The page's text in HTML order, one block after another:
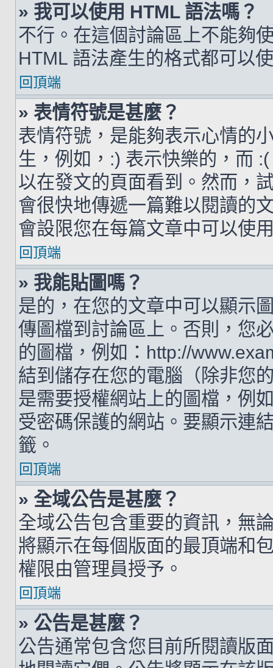
» 我可以使用 HTML 語法嗎？
不行。在這個討論區上不能夠
HTML 語法產生的格式都可以
回頂端
» 表情符號是甚麼？
表情符號，是能夠表示心情的
生，例如，:) 表示快樂的，而
以在發文的頁面看到。然而，
會很快地傳遞一篇難以閱讀的
會設限您在每篇文章中可以使
回頂端
» 我能貼圖嗎？
是的，在您的文章中可以顯示
傳圖檔到討論區上。否則，您
的圖檔，例如：http://
結到儲存在您的電腦（除非您
是需要授權網站上的圖檔，例
受密碼保護的網站。要顯示連
籤。
回頂端
» 全域公告是甚麼？
全域公告包含重要的資訊，無
將顯示在每個版面的最頂端和
權限由管理員授予。
回頂端
» 公告是甚麼？
公告通常包含您目前所閱讀版